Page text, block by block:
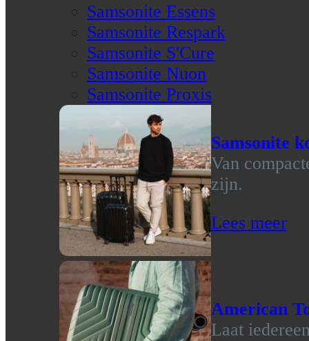
Samsonite Essens
Samsonite Respark
Samsonite S'Cure
Samsonite Nuon
Samsonite Proxis
Samsonite
Van
zijn.
Lees meer
American
Laat